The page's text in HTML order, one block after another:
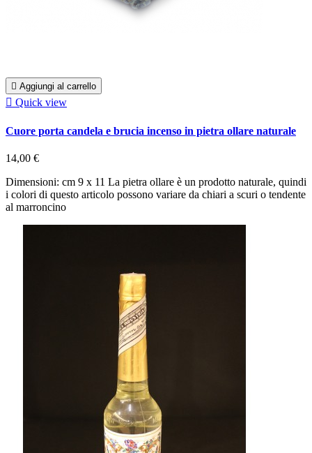
 Aggiungi al carrello
 Quick view
Cuore porta candela e brucia incenso in pietra ollare naturale
14,00 €
Dimensioni: cm 9 x 11 La pietra ollare è un prodotto naturale, quindi
i colori di questo articolo possono variare da chiari a scuri o tendente
al marroncino